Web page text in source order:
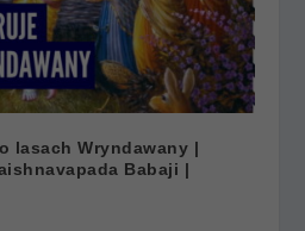
lasach Wryndawany |
Babaji |